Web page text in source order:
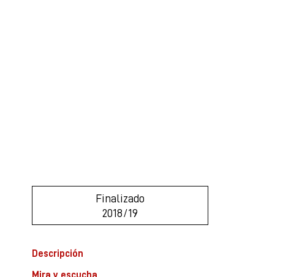
Finalizado
2018/19
Descripción
Mira y escucha